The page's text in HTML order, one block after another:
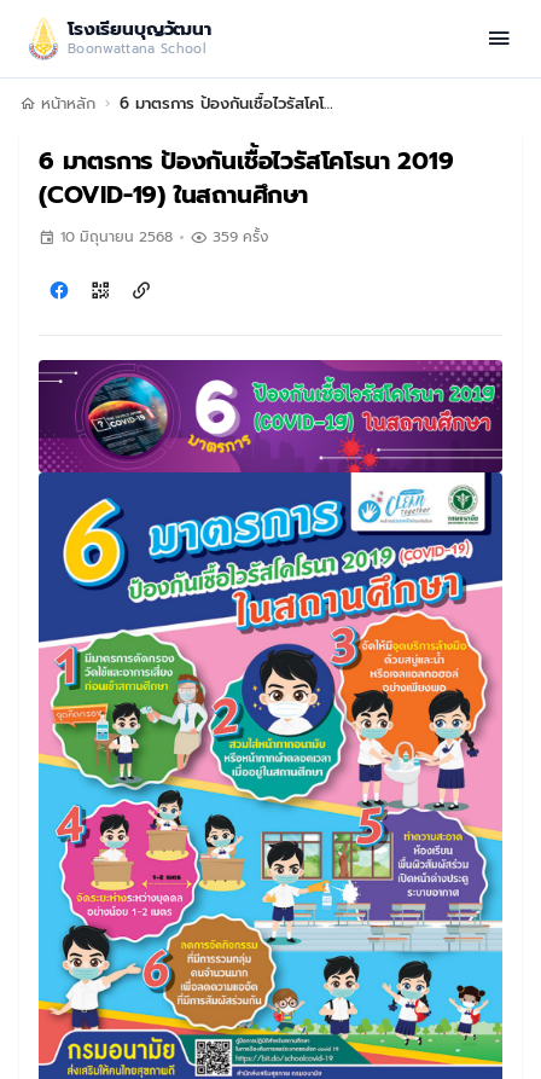
โรงเรียนบุญวัฒนา
Boonwattana School
หน้าหลัก 6 มาตรการ ป้องกันเชื้อไวรัสโคโรนา 2019 (COVID-19) ในสถานศึกษา
6 มาตรการ ป้องกันเชื้อไวรัสโคโรนา 2019
(COVID-19) ในสถานศึกษา
10 มิถุนายน 2568 359 ครั้ง